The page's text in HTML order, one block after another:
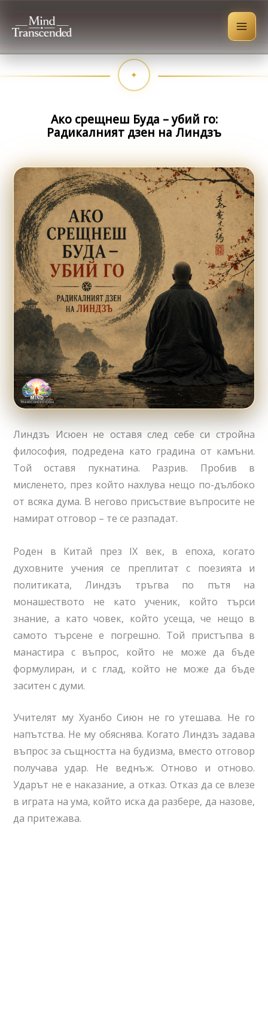
content
Ако срещнеш Буда – убий го:
Радикалният дзен на Линдзъ
Линдзъ Исюен не оставя след себе си стройна
философия, подредена като градина от камъни.
Той оставя пукнатина. Разрив. Пробив в
мисленето, през който нахлува нещо по-дълбоко
от всяка дума. В негово присъствие въпросите не
намират отговор – те се разпадат.
Роден в Китай през IX век, в епоха, когато
духовните учения се преплитат с поезията и
политиката, Линдзъ тръгва по пътя на
монашеството не като ученик, който търси
знание, а като човек, който усеща, че нещо в
самото търсене е погрешно. Той пристъпва в
манастира с въпрос, който не може да бъде
формулиран, и с глад, който не може да бъде
заситен с думи.
Учителят му Хуанбо Сиюн не го утешава. Не го
напътства. Не му обяснява. Когато Линдзъ задава
въпрос за същността на будизма, вместо отговор
получава удар. Не веднъж. Отново и отново.
Ударът не е наказание, а отказ. Отказ да се влезе
в играта на ума, който иска да разбере, да назове,
да притежава.